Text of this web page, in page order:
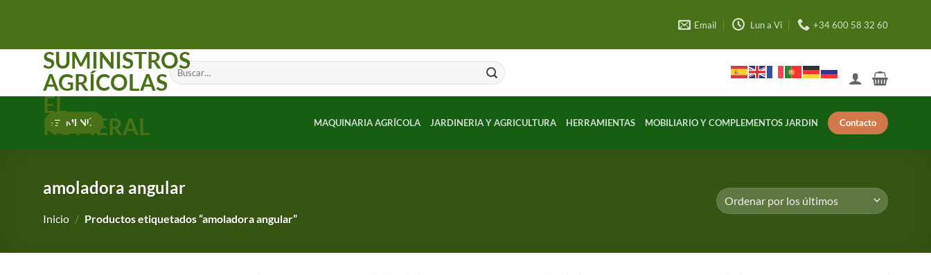
Email Lun a Vi +34 600 58 32 60
SUMINISTROS
AGRÍCOLAS
EL
ROMERAL
Buscar
por:
MENÚ MAQUINARIA AGRÍCOLA JARDINERIA Y AGRICULTURA HERRAMIENTAS MOBILIARIO Y COMPLEMENTOS JARDIN Contacto
amoladora angular
Inicio / Productos etiquetados “amoladora angular”